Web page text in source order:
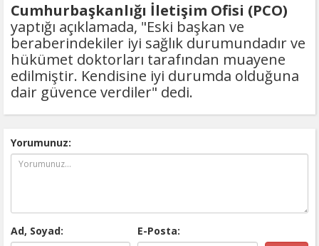
Cumhurbaşkanlığı İletişim Ofisi (PCO)
yaptığı açıklamada, "Eski başkan ve
beraberindekiler iyi sağlık durumundadır ve
hükümet doktorları tarafından muayene
edilmiştir. Kendisine iyi durumda olduğuna
dair güvence verdiler" dedi.
Yorumunuz:
Ad, Soyad: E-Posta: